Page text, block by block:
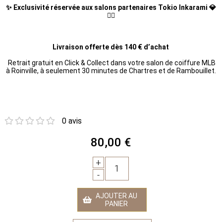
✨ Exclusivité réservée aux salons partenaires Tokio Inkarami 💎
💆‍♀️
Livraison offerte dès 140 € d’achat
Retrait gratuit en Click & Collect dans votre salon de coiffure MLB
à Roinville, à seulement 30 minutes de Chartres et de Rambouillet.
0 avis
80,00 €
+
-
1
AJOUTER AU
PANIER